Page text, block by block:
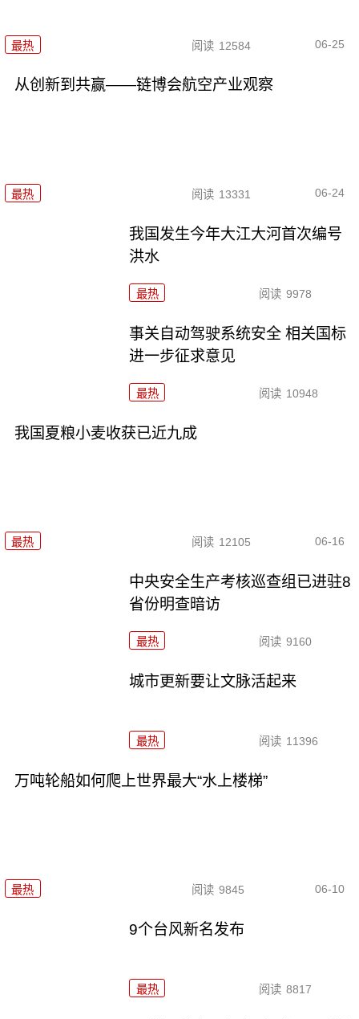
最热 阅读 12584 06-25
从创新到共赢——链博会航空产业观察
最热 阅读 13331 06-24
我国发生今年大江大河首次编号
洪水
最热 阅读 9978
事关自动驾驶系统安全 相关国标
进一步征求意见
最热 阅读 10948
我国夏粮小麦收获已近九成
最热 阅读 12105 06-16
中央安全生产考核巡查组已进驻8
省份明查暗访
最热 阅读 9160
城市更新要让文脉活起来
最热 阅读 11396
万吨轮船如何爬上世界最大“水上楼梯”
最热 阅读 9845 06-10
9个台风新名发布
最热 阅读 8817